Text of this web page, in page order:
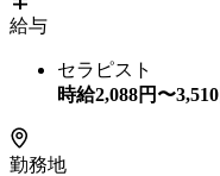
給与
セラピスト
時給2,088円〜3,510
勤務地